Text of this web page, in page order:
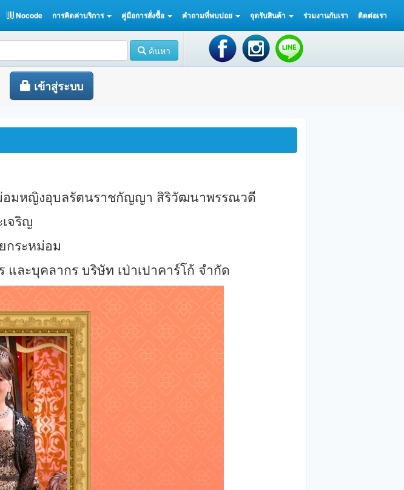
Nocode การคิดค่าบริการ คู่มือการสั่งซื้อ คำถามที่พบบ่อย จุดรับสินค้า ร่วมงานกับเรา ติดต่อเรา
ค้นหา
เข้าสู่ระบบ
อมหญิงอุบลรัตนราชกัญญา สิริวัฒนาพรรณวดี
เจริญ
กระหม่อม
ละบุคลากร บริษัท เป่าเปาคาร์โก้ จำกัด